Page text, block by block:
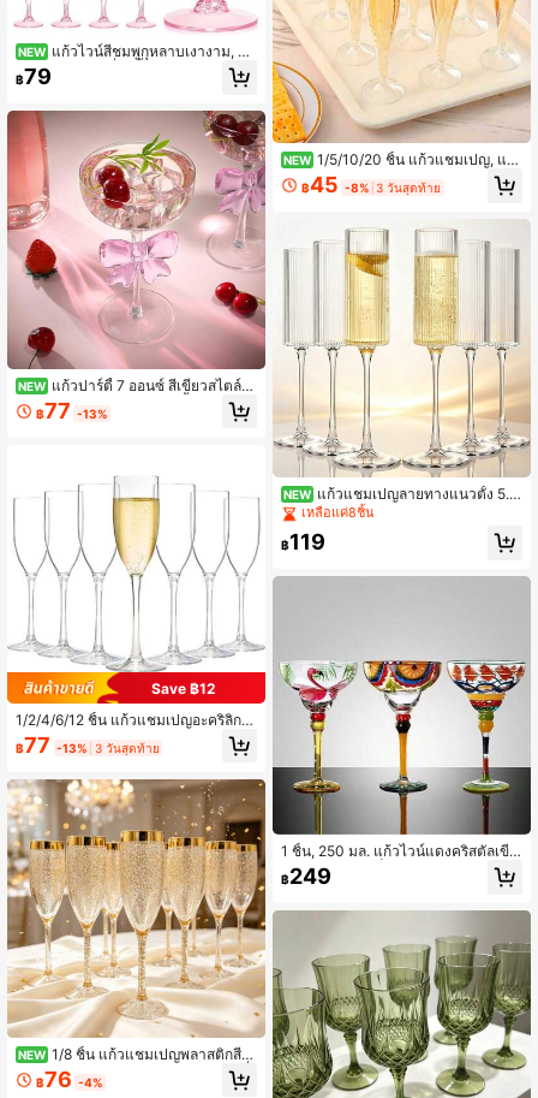
NEW แก้วไวน์สีชมพูกุหลาบเงางาม, แก้
วแชมเปญหนาที่ใช้ซ้ำได้, เหมาะสำหรั
บค็อกเทล, น้ำผลไม้, ไวน์ประกาย. เหมา
ตี้ผู้ใหญ่, งานเลี้ยงเจ้าสาว และงานเลี้ยง
ต้อนรับงานแต่งงาน.
฿79
NEW แก้วปาร์ตี้ 7 ออนซ์ สีเขียวสไตล์วิ
นเทจ แก้วแชมเปญ แก้ววิสกี้คริสตัล แก้
วน้ำ เหมาะสำหรับบ้าน สำนักงาน งาน
฿77 -13%
Save ฿12
1/2/4/6/12 ชิ้น แก้วแชมเปญอะคริลิก,
5 ออนซ์ (ประมาณ 141.7 กรัม) แก้วแช
มเปญที่นำกลับมาใช้ใหม่ได้ไม่แตกหัก
กวัน, งานแต่งงาน, การอบ, การดื่ม, ปา
ร์ตี้ (โปร่งใส) งานแต่งงานระดับไฮเอนด
์, อีสเตอร์, การรับประทานอาหาร, งานเ
ลี้ยง, งานค็อกเทล และการใช้งานกลาง
แจ้ง เช่น ลานบ้าน, สระว่ายน้ำ, ชายหา
ด
฿77 -13% 3 วันสุดท้าย
NEW 1/8 ชิ้น แก้วแชมเปญพลาสติกสีท
องประกาย (180 มล.) - แก้วแชมเปญที่
ไม่แตกหัก เหมาะสำหรับงานปาร์ตี้
฿76 -4%
NEW 1/5/10/20 ชิ้น แก้วแชมเปญ, แก้
วแชมเปญพลาสติก, แก้วแชมเปญฟลูท
ที่ใช้ซ้ำได้, แก้วแชมเปญประกาย, แก้ว
าะสำหรับค็อกเทล, แชมเปญ, ขนมหวา
น, และใช้เป็นแก้วมูสที่ใช้ซ้ำได้, แก้วน้ำ
฿45 -8% 3 วันสุดท้าย
NEW แก้วแชมเปญลายทางแนวตั้ง 5.5
ออนซ์ (ประมาณ 155.9 กรัม) แก้วแชมเ
ปญที่ทนต่อการแตกหักและใช้ซ้ำได้ - ส
ไตล์โมเดิร์นหรูหรา เหมาะสำหรับงานแ
ส วันเกิด
เหลือแค่8ชิ้น
฿119
1 ชิ้น, 250 มล. แก้วไวน์แดงคริสตัลเขีย
นมือเทียม, แก้วค็อกเทล, แก้วมาการีตา
เหมาะสำหรับใช้ในบ้าน, การรวมตัวขอ
฿249